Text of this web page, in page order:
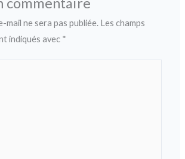
mail ne sera pas publiée. Les champs
indiqués avec *